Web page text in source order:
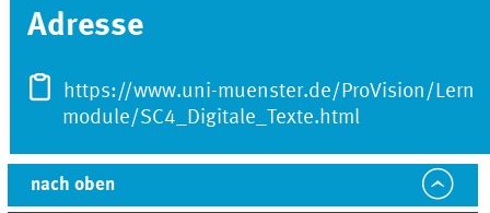
Adresse
https://www.uni-muenster.de/ProVision/Lern
module/SC4_Digitale_Texte.html
nach oben